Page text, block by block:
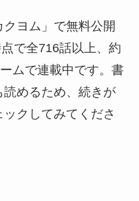
ヨム」で無料公開
で全716話以上、約
ムで連載中です。書
めるため、続きが
クしてみてくださ